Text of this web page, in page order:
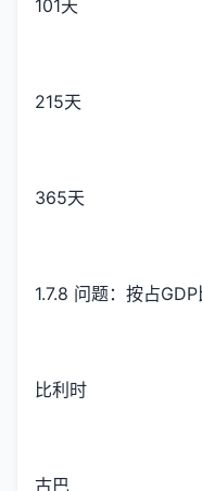
101天
215天
365天
1.7.8 问题：按占
比利时
古巴